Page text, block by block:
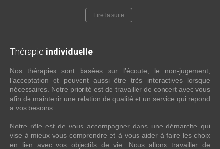
Lire la suite
Thérapie individuelle
Nos thérapies sont basées sur l’écoute, le non-jugement,
l’acceptation et peuvent aussi être très interactives lorsque
nécessaires. Notre priorité est de travailler de concert avec vous
afin de maintenir une relation de qualité et un service qui répond
à vos besoins.
Notre rôle est de vous accompagner dans une démarche qui
vise à mieux vous comprendre et à vous aider à faire les choix
en lien avec vos objectifs de vie. Nous allons travailler de